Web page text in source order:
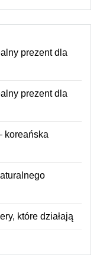
prezent dla
prezent dla
koreańska
które działają